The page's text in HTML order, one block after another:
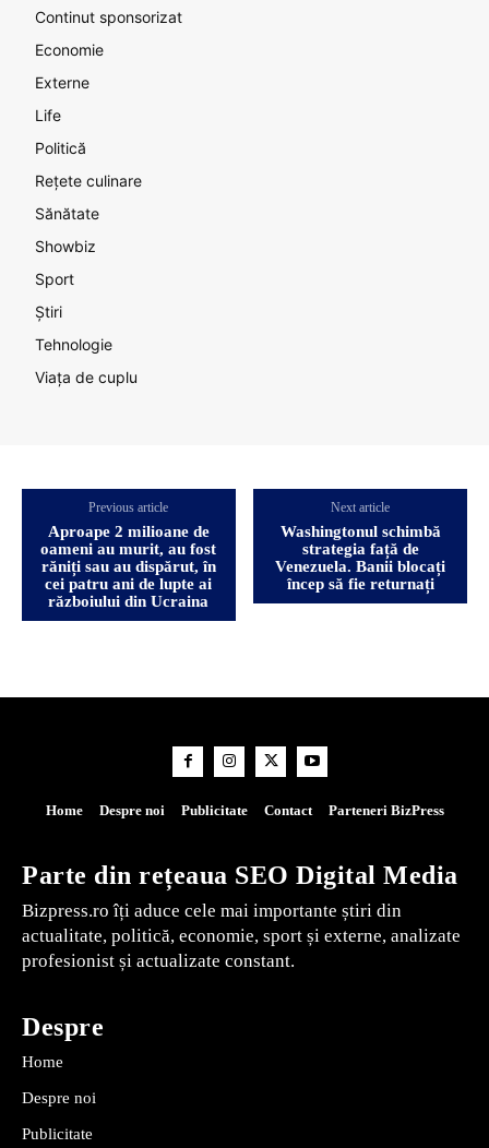
Continut sponsorizat
Economie
Externe
Life
Politică
Rețete culinare
Sănătate
Showbiz
Sport
Știri
Tehnologie
Viața de cuplu
Previous article
Aproape 2 milioane de
oameni au murit, au fost
răniți sau au dispărut, în
cei patru ani de lupte ai
războiului din Ucraina
Next article
Washingtonul schimbă
strategia față de
Venezuela. Banii blocați
încep să fie returnați
Home Despre noi Publicitate Contact Parteneri BizPress
Parte din rețeaua SEO Digital Media
Bizpress.ro îți aduce cele mai importante știri din
actualitate, politică, economie, sport și externe, analizate
profesionist și actualizate constant.
Despre
Home
Despre noi
Publicitate